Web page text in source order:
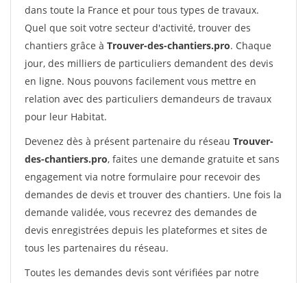
dans toute la France et pour tous types de travaux.
Quel que soit votre secteur d'activité, trouver des
chantiers grâce à Trouver-des-chantiers.pro. Chaque
jour, des milliers de particuliers demandent des devis
en ligne. Nous pouvons facilement vous mettre en
relation avec des particuliers demandeurs de travaux
pour leur Habitat.
Devenez dès à présent partenaire du réseau Trouver-
des-chantiers.pro, faites une demande gratuite et sans
engagement via notre formulaire pour recevoir des
demandes de devis et trouver des chantiers. Une fois la
demande validée, vous recevrez des demandes de
devis enregistrées depuis les plateformes et sites de
tous les partenaires du réseau.
Toutes les demandes devis sont vérifiées par notre